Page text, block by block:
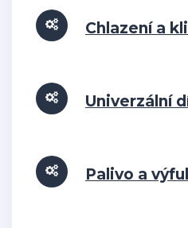
Chlazení a
Univerzální
Palivo a